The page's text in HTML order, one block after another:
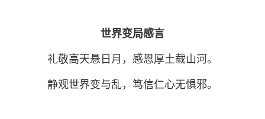
世界变局感言
礼敬高天悬日月，感恩厚土载山河。
静观世界变与乱，笃信仁心无惧邪。